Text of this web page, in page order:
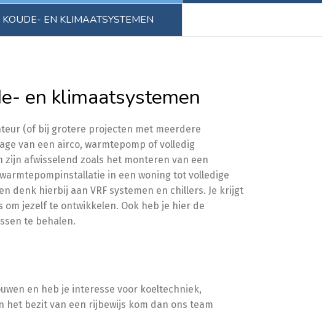
EN KLIMAATSYSTEMEN
en klimaatsystemen
(of bij grotere projecten met meerdere
van een airco, warmtepomp of volledig
zijn afwisselend zoals het monteren van een
in een woning tot volledige
denk hierbij aan VRF systemen en chillers. Je krijgt
om jezelf te ontwikkelen. Ook heb je hier de
te behalen.
en heb je interesse voor koeltechniek,
het bezit van een rijbewijs kom dan ons team